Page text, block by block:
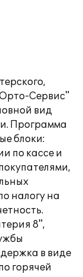
Сервис"
вид
Программа
блоки:
по кассе и
налогу на
8",
в виде
горячей